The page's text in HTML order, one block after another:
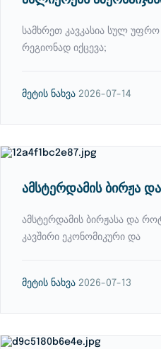
სამხრეთ კავკასია სულ
რეგიონად იქცევა;
მეტის ნახვა 2026-07-14
ამსტერდამის ბირჟა
ამსტერდამის ბირჟასა და
კავშირი ეკონომიკური და
მეტის ნახვა 2026-07-13